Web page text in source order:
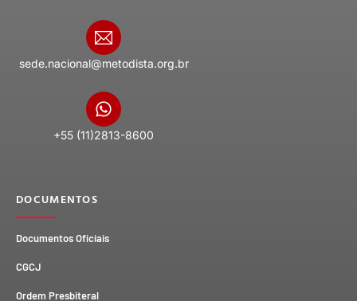
sede.nacional@metodista.org.br
+55 (11)2813-8600
DOCUMENTOS
Documentos Oficiais
CGCJ
Ordem Presbiteral